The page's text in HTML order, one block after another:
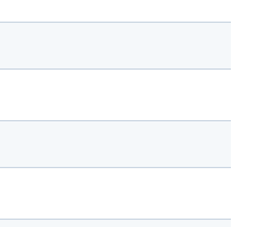
guide/en-US/advisory/CVE-
guide/en-US/advisory/CVE-
guide/en-US/advisory/CVE-